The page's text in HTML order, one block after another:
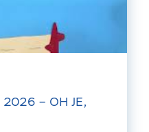
– OH JE,